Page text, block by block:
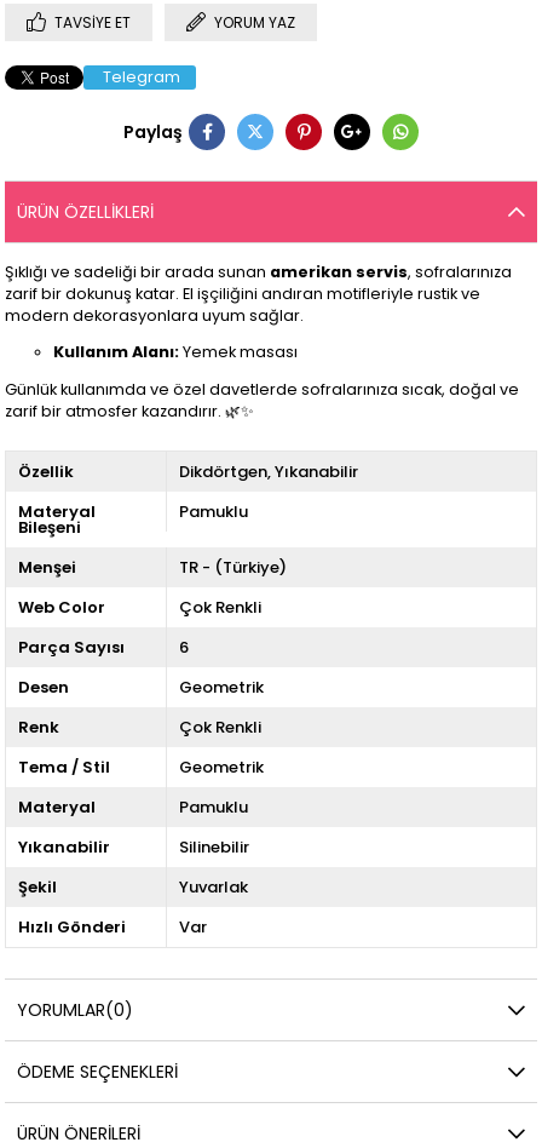
TAVSIYE ET YORUM YAZ
Telegram
Paylaş
ÜRÜN ÖZELLIKLERI
Şıklığı ve sadeliği bir arada sunan amerikan servis, sofralarınıza
zarif bir dokunuş katar. El işçiliğini andıran motifleriyle rustik ve
modern dekorasyonlara uyum sağlar.
Kullanım Alanı:Yemek masası
Günlük kullanımda ve özel davetlerde sofralarınıza sıcak, doğal ve
zarif bir atmosfer kazandırır. 🌿✨
Özellik Dikdörtgen Yıkanabilir
Materyal
Bileşeni
Pamuklu
Menşei
TR - (Türkiye)
Web Color
Çok Renkli
Parça Sayısı
6
Desen
Geometrik
Renk
Çok Renkli
Tema / Stil
Geometrik
Materyal
Pamuklu
Yıkanabilir
Silinebilir
Şekil
Yuvarlak
Hızlı Gönderi
Var
YORUMLAR(0)
ÖDEME SEÇENEKLERI
ÜRÜN ÖNERILERI